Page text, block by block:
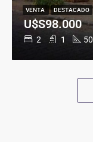
2 1 50
U$S98.000
VENTA DESTACADO